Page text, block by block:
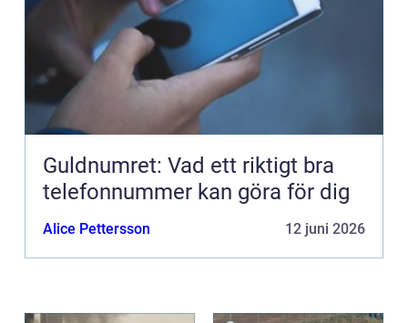
Guldnumret: Vad ett riktigt bra
telefonnummer kan göra för dig
Alice Pettersson 12 juni 2026